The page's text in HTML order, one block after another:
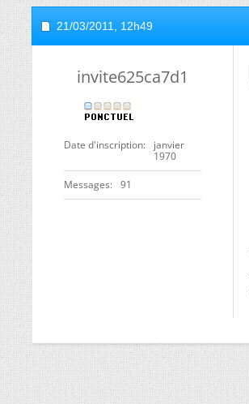
21/03/2011, 12h49
invite625ca7d1
Date d'inscription
janvier
1970
Messages 91